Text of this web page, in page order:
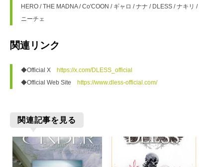
HERO / THE MADNA / Co'COON / ギャロ / ナナ / DLESS / ナキリ /
ニーチェ
関連リンク
◆Official X https://x.com/DLESS_official
◆Official Web Site https://www.dless-official.com/
関連記事を見る